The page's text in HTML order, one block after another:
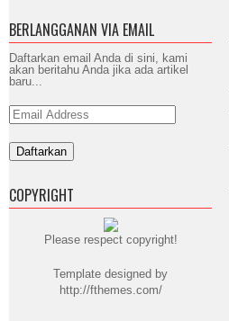
BERLANGGANAN VIA EMAIL
Daftarkan email Anda di sini, kami
akan beritahu Anda jika ada artikel
baru...
Email
Address
COPYRIGHT
Please respect copyright!
Template designed by
http://fthemes.com/